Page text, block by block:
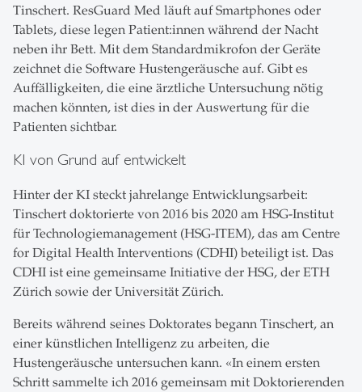
Tinschert. ResGuard Med läuft auf Smartphones oder
Tablets, diese legen Patient:innen während der Nacht
neben ihr Bett. Mit dem Standardmikrofon der Geräte
zeichnet die Software Hustengeräusche auf. Gibt es
Auffälligkeiten, die eine ärztliche Untersuchung nötig
machen könnten, ist dies in der Auswertung für die
Patienten sichtbar.
KI von Grund auf entwickelt
Hinter der KI steckt jahrelange Entwicklungsarbeit:
Tinschert doktorierte von 2016 bis 2020 am HSG-Institut
für Technologiemanagement (HSG-ITEM), das am Centre
for Digital Health Interventions (CDHI) beteiligt ist. Das
CDHI ist eine gemeinsame Initiative der HSG, der ETH
Zürich sowie der Universität Zürich.
Bereits während seines Doktorates begann Tinschert, an
einer künstlichen Intelligenz zu arbeiten, die
Hustengeräusche untersuchen kann. «In einem ersten
Schritt sammelte ich 2016 gemeinsam mit Doktorierenden